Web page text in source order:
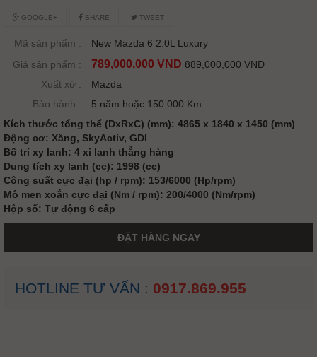
GOOGLE+ SHARE TWEET
Mã sản phẩm :
New Mazda 6 2.0L Luxury
Giá sản phẩm :
789,000,000 VND 889,000,000 VND
Xuất xứ :
Mazda
Bảo hành :
5 năm hoặc 150.000 Km
Kích thước tổng thể (DxRxC) (mm): 4865 x 1840 x 1450 (mm)
Động cơ: Xăng, SkyActiv, GDI
Bố trí xy lanh: 4 xi lanh thẳng hàng
Dung tích xy lanh (cc): 1998 (cc)
Công suất cực đại (hp / rpm): 153/6000 (Hp/rpm)
Mô men xoắn cực đại (Nm / rpm): 200/4000 (Nm/rpm)
Hộp số: Tự động 6 cấp
ĐẶT HÀNG NGAY
HOTLINE TƯ VẤN : 0917.869.955